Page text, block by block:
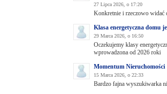
27 Lipca 2026, o 17:20
Konkretnie i rzeczowo widać
Klasa energetyczna domu
29 Marca 2026, o 16:50
Oczekujemy klasy
wprowadzona od 2026 roki
Momentum Nieruchomości
15 Marca 2026, o 22:33
Bardzo fajna wyszukiwarka